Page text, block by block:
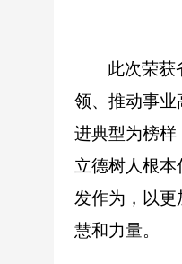
此次荣获
领、推动事
进典型为榜样
立德树人根
发作为，以
慧和力量。